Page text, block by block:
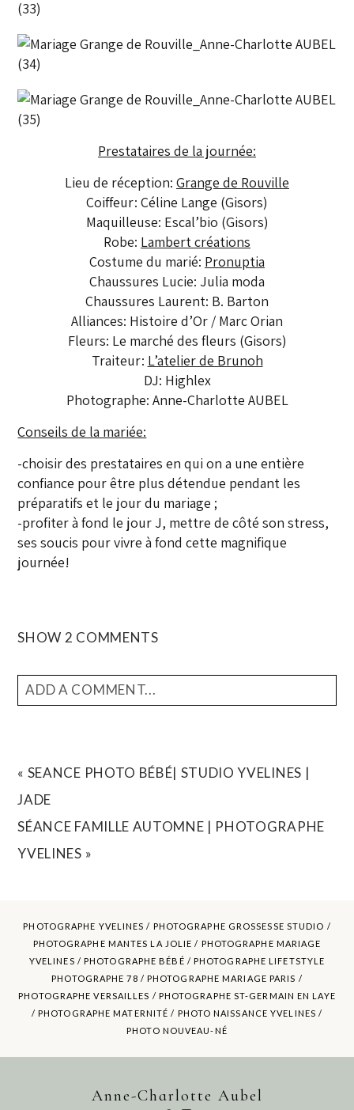
Prestataires de la journée:
Lieu de réception: Grange de Rouville
Coiffeur: Céline Lange (Gisors)
Maquilleuse: Escal’bio (Gisors)
Robe: Lambert créations
Costume du marié: Pronuptia
Chaussures Lucie: Julia moda
Chaussures Laurent: B. Barton
Alliances: Histoire d’Or / Marc Orian
Fleurs: Le marché des fleurs (Gisors)
Traiteur: L’atelier de Brunoh
DJ: Highlex
Photographe: Anne-Charlotte AUBEL
Conseils de la mariée:
-choisir des prestataires en qui on a une entière
confiance pour être plus détendue pendant les
préparatifs et le jour du mariage ;
-profiter à fond le jour J, mettre de côté son stress,
ses soucis pour vivre à fond cette magnifique
journée!
SHOW 2 COMMENTS
ADD A COMMENT...
POST COMMENT
« SEANCE PHOTO BÉBÉ| STUDIO YVELINES |
JADE
SÉANCE FAMILLE AUTOMNE | PHOTOGRAPHE
YVELINES »
PHOTOGRAPHE YVELINES / PHOTOGRAPHE GROSSESSE STUDIO /
PHOTOGRAPHE MANTES LA JOLIE / PHOTOGRAPHE MARIAGE
YVELINES / PHOTOGRAPHE BÉBÉ / PHOTOGRAPHE LIFETSTYLE
PHOTOGRAPHE 78 / PHOTOGRAPHE MARIAGE PARIS /
PHOTOGRAPHE VERSAILLES / PHOTOGRAPHE ST-GERMAIN EN LAYE
/ PHOTOGRAPHE MATERNITÉ / PHOTO NAISSANCE YVELINES /
PHOTO NOUVEAU-NÉ
Anne-Charlotte Aubel